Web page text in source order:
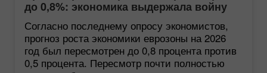
до 0,8%: экономика выдержала войну
лучше ожиданий
Согласно последнему опросу экономистов,
прогноз роста экономики еврозоны на 2026
год был пересмотрен до 0,8 процента против
0,5 процента. Пересмотр почти полностью